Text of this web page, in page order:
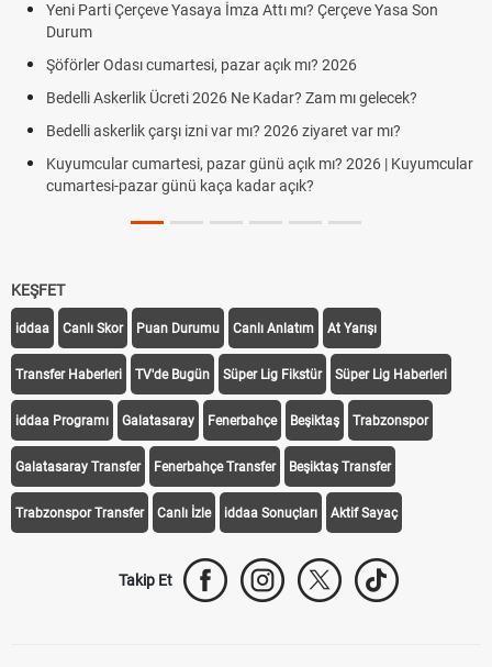
Yeni Parti Çerçeve Yasaya İmza Attı mı? Çerçeve Yasa Son
Durum
Şöförler Odası cumartesi, pazar açık mı? 2026
Bedelli Askerlik Ücreti 2026 Ne Kadar? Zam mı gelecek?
Bedelli askerlik çarşı izni var mı? 2026 ziyaret var mı?
Kuyumcular cumartesi, pazar günü açık mı? 2026 | Kuyumcular
cumartesi-pazar günü kaça kadar açık?
KEŞFET
iddaa Canlı Skor Puan Durumu Canlı Anlatım At Yarışı
Transfer Haberleri TV'de Bugün Süper Lig Fikstür Süper Lig Haberleri
iddaa Programı Galatasaray Fenerbahçe Beşiktaş Trabzonspor
Galatasaray Transfer Fenerbahçe Transfer Beşiktaş Transfer
Trabzonspor Transfer Canlı İzle iddaa Sonuçları Aktif Sayaç
Takip Et